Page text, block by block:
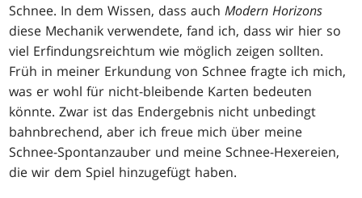
Schnee. In dem Wissen, dass auchModern Horizons
diese Mechanik verwendete, fand ich, dass wir hier so
viel Erfindungsreichtum wie möglich zeigen sollten.
Früh in meiner Erkundung von Schnee fragte ich mich,
was er wohl für nicht-bleibende Karten bedeuten
könnte. Zwar ist das Endergebnis nicht unbedingt
bahnbrechend, aber ich freue mich über meine
Schnee-Spontanzauber und meine Schnee-Hexereien,
die wir dem Spiel hinzugefügt haben.